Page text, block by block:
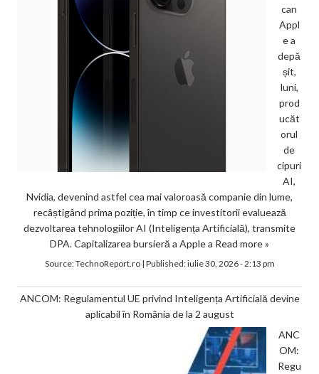
can
Appl
e a
depă
șit,
luni,
prod
ucăt
orul
de
cipuri
AI,
Nvidia, devenind astfel cea mai valoroasă companie din lume,
recâștigând prima poziție, în timp ce investitorii evaluează
dezvoltarea tehnologiilor AI (Inteligența Artificială), transmite
DPA. Capitalizarea bursieră a Apple a Read more »
Source:TechnoReport.ro| Published:iulie 30, 2026 - 2:13 pm
ANCOM: Regulamentul UE privind Inteligența Artificială devine
aplicabil în România de la 2 august
ANC
OM:
Regu